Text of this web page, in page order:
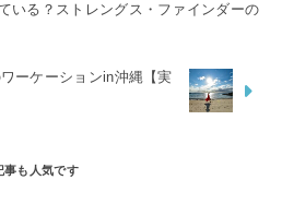
いる？ストレングス・ファインダーの
ーケーションin沖縄【実